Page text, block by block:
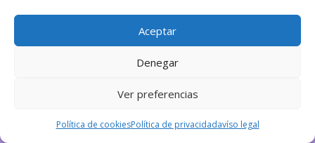
Aceptar
Denegar
Ver preferencias
Política de cookiesPolítica de privacidadavíso legal